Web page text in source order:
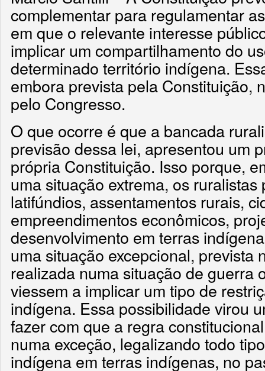
complementar para regulamentar
em que o relevante interesse
implicar um compartilhamento do
determinado território indígena.
embora prevista pela Constituição,
pelo Congresso.
O que ocorre é que a bancada
previsão dessa lei, apresentou um
própria Constituição. Isso porque,
uma situação extrema, os
latifúndios, assentamentos rurais,
empreendimentos econômicos,
desenvolvimento em terras
uma situação excepcional, prevista
realizada numa situação de guerra
viessem a implicar um tipo de
indígena. Essa possibilidade virou
fazer com que a regra
numa exceção, legalizando todo
indígena em terras indígenas, no